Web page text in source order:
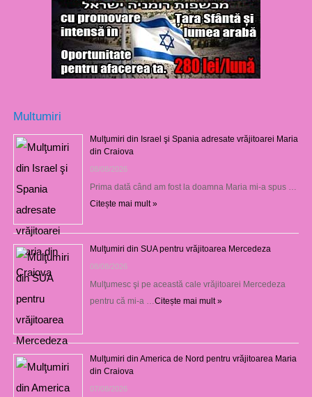
Multumiri
Mulţumiri din Israel şi Spania adresate vrăjitoarei Maria
din Craiova
08/08/2026
Prima dată când am fost la doamna Maria mi-a spus …
Citește mai mult »
Mulţumiri din SUA pentru vrăjitoarea Mercedeza
08/08/2026
Mulţumesc şi pe această cale vrăjitoarei Mercedeza
pentru că mi-a … Citește mai mult »
Mulţumiri din America de Nord pentru vrăjitoarea Maria
din Craiova
07/08/2026